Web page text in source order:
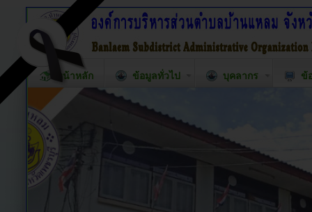
หน้าหลัก ข้อมูลทั่วไป บุคลากร ข้